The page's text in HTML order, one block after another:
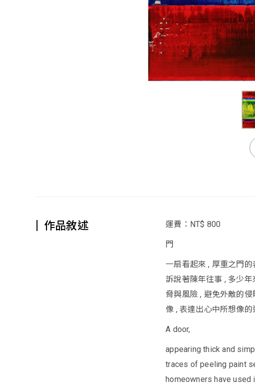
作品敘述 運費：NT$ 800
門
一扇看起來 , 厚重之門
訴說著陳年往事 , 多少
脅與風險 , 避免外敵的
像 , 表達出心中所想像的
A door,
appearing thick and
traces of peeling paint
homeowners have